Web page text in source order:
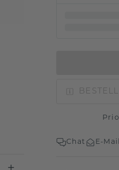
Chat E-Mail